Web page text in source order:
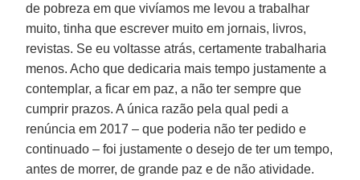
de pobreza em que vivíamos me levou a trabalhar
muito, tinha que escrever muito em jornais, livros,
revistas. Se eu voltasse atrás, certamente trabalharia
menos. Acho que dedicaria mais tempo justamente a
contemplar, a ficar em paz, a não ter sempre que
cumprir prazos. A única razão pela qual pedi a
renúncia em 2017 – que poderia não ter pedido e
continuado – foi justamente o desejo de ter um tempo,
antes de morrer, de grande paz e de não atividade.